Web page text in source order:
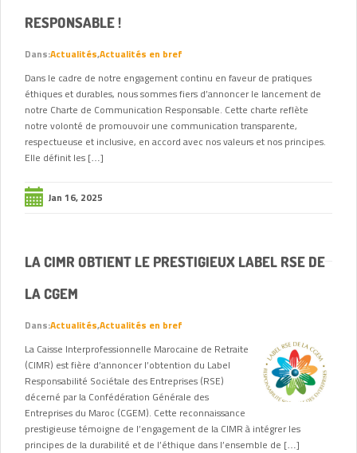
RESPONSABLE !
Dans:Actualités,Actualités en bref
Dans le cadre de notre engagement continu en faveur de pratiques
éthiques et durables, nous sommes fiers d’annoncer le lancement de
notre Charte de Communication Responsable. Cette charte reflète
notre volonté de promouvoir une communication transparente,
respectueuse et inclusive, en accord avec nos valeurs et nos principes.
Elle définit les […]
Jan 16, 2025
LA CIMR OBTIENT LE PRESTIGIEUX LABEL RSE DE
LA CGEM
Dans:Actualités,Actualités en bref
La Caisse Interprofessionnelle Marocaine de Retraite
(CIMR) est fière d’annoncer l’obtention du Label
Responsabilité Sociétale des Entreprises (RSE)
décerné par la Confédération Générale des
Entreprises du Maroc (CGEM). Cette reconnaissance
prestigieuse témoigne de l’engagement de la CIMR à intégrer les
principes de la durabilité et de l’éthique dans l’ensemble de […]